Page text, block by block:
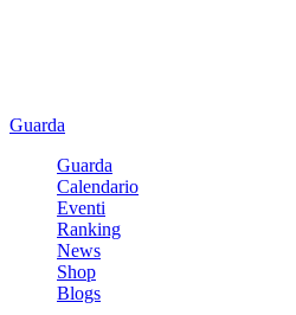
Guarda
Guarda
Calendario
Eventi
Ranking
News
Shop
Blogs